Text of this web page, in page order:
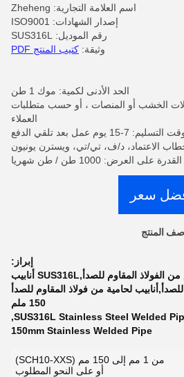
اسم العلامة التجارية: Zheheng
إصدار الشهادات: ISO9001
رقم الموديل: SUS316L
وثيقة: كتيب المنتج PDF
الحد الأدنى لكمية: موك 1 طن
الخشب أو المنصات ، أو حسب متطلبات
العملاء
التسليم: 7-15 يوم عمل بعد تلقي الدفع
الاعتماد، د/ف، تي/تي، ويسترن يونيون
القدرة على العرض: 1000 طن / طن شهريا
سعر
المنتج
إبراز:
JIS SUS316L أنابيب لحام من الفولاذ المقاوم للصدأ,SUS316L أنابيب
لحامية من فولاذ المقاوم للصدأ
150 ملم
SUS316L Stainless Steel Welded
,
150mm Stainless Welded Pipe
من 1 مم إلى 150 مم (SCH10-XXS)
أو على النحو المطلوب